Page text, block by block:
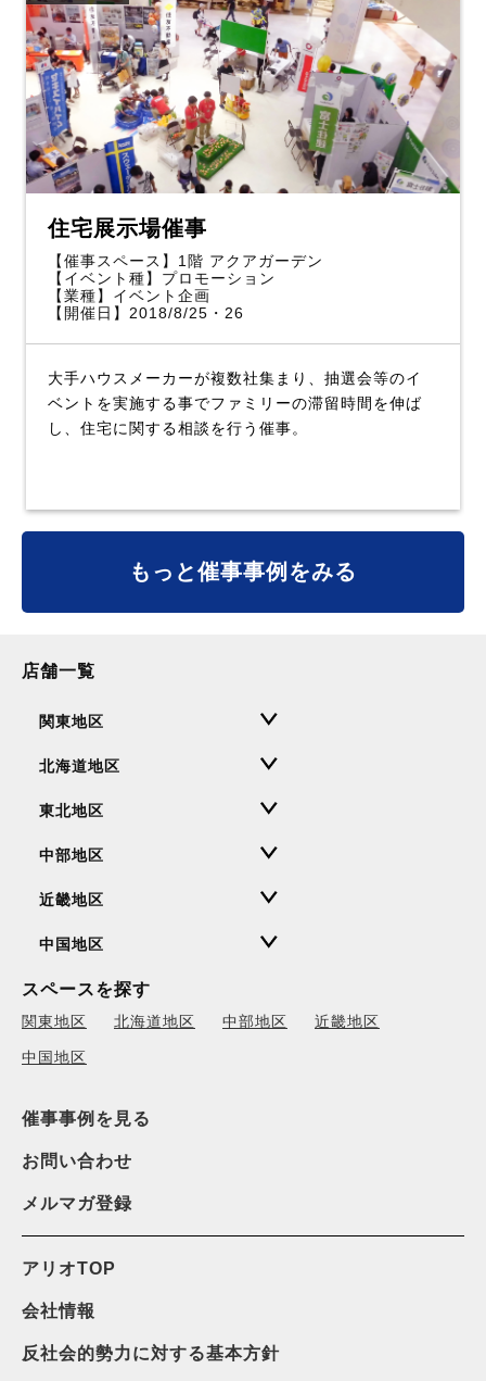
住宅展示場催事
【催事スペース】1階 アクアガーデン
【イベント種】プロモーション
【業種】イベント企画
【開催日】2018/8/25・26
大手ハウスメーカーが複数社集まり、抽選会等のイ
ベントを実施する事でファミリーの滞留時間を伸ば
し、住宅に関する相談を行う催事。
もっと催事事例をみる
店舗一覧
関東地区
北海道地区
東北地区
中部地区
近畿地区
中国地区
スペースを探す
関東地区 北海道地区 中部地区 近畿地区
中国地区
催事事例を見る
お問い合わせ
メルマガ登録
アリオTOP
会社情報
反社会的勢力に対する基本方針